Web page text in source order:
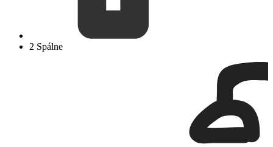
2 Spálne